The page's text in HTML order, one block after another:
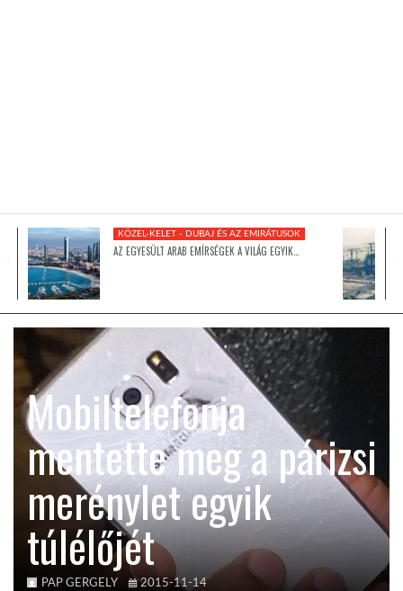
GLOBOTV BP
HÍR3D
TROPICALMAGAZIN
GLOBOTV
AFRIKA TUDÁSTÁR
A NAP SZÉPE
KÖZEL-KELET - DUBAJ ÉS AZ EMIRÁTUSOK
AZ EGYESÜLT ARAB EMÍRSÉGEK A VILÁG EGYIK…
Mobiltelefonja
mentette meg a párizsi
merénylet egyik
túlélőjét
PAP GERGELY 2015-11-14